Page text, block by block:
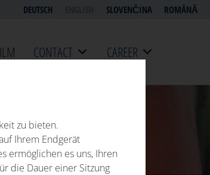
DEUTSCH SLOVENČINA ROMÂNĂ
CONTACT CAREER
zu bieten.
Ihrem Endgerät
ermöglichen es uns, Ihren
die Dauer einer Sitzung